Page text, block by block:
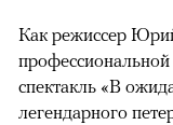
Как режиссер
спектакль «В
легендарного